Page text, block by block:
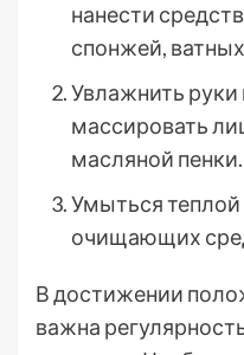
нанести
спонжей,
Увлажнить руки
массировать
масляной пенки.
Умыться теплой
очищающих
В достижении
важна